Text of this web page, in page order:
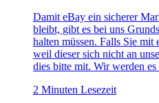
Damit eBay ein sicherer
bleibt, gibt es bei uns
halten müssen. Falls Sie mit
weil dieser sich nicht an
dies bitte mit. Wir werden es
2 Minuten Lesezeit